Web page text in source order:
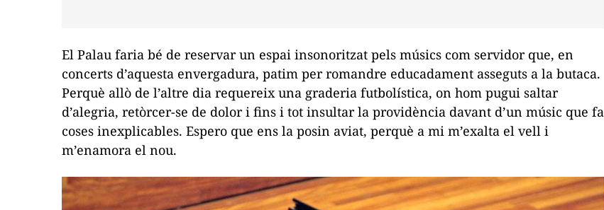
El Palau faria bé de reservar un espai insonoritzat pels músics com servidor que, en
concerts d’aquesta envergadura, patim per romandre educadament asseguts a la butaca.
Perquè allò de l’altre dia requereix una graderia futbolística, on hom pugui saltar
d’alegria, retòrcer-se de dolor i fins i tot insultar la providència davant d’un músic que fa
coses inexplicables. Espero que ens la posin aviat, perquè a mi m’exalta el vell i
m’enamora el nou.